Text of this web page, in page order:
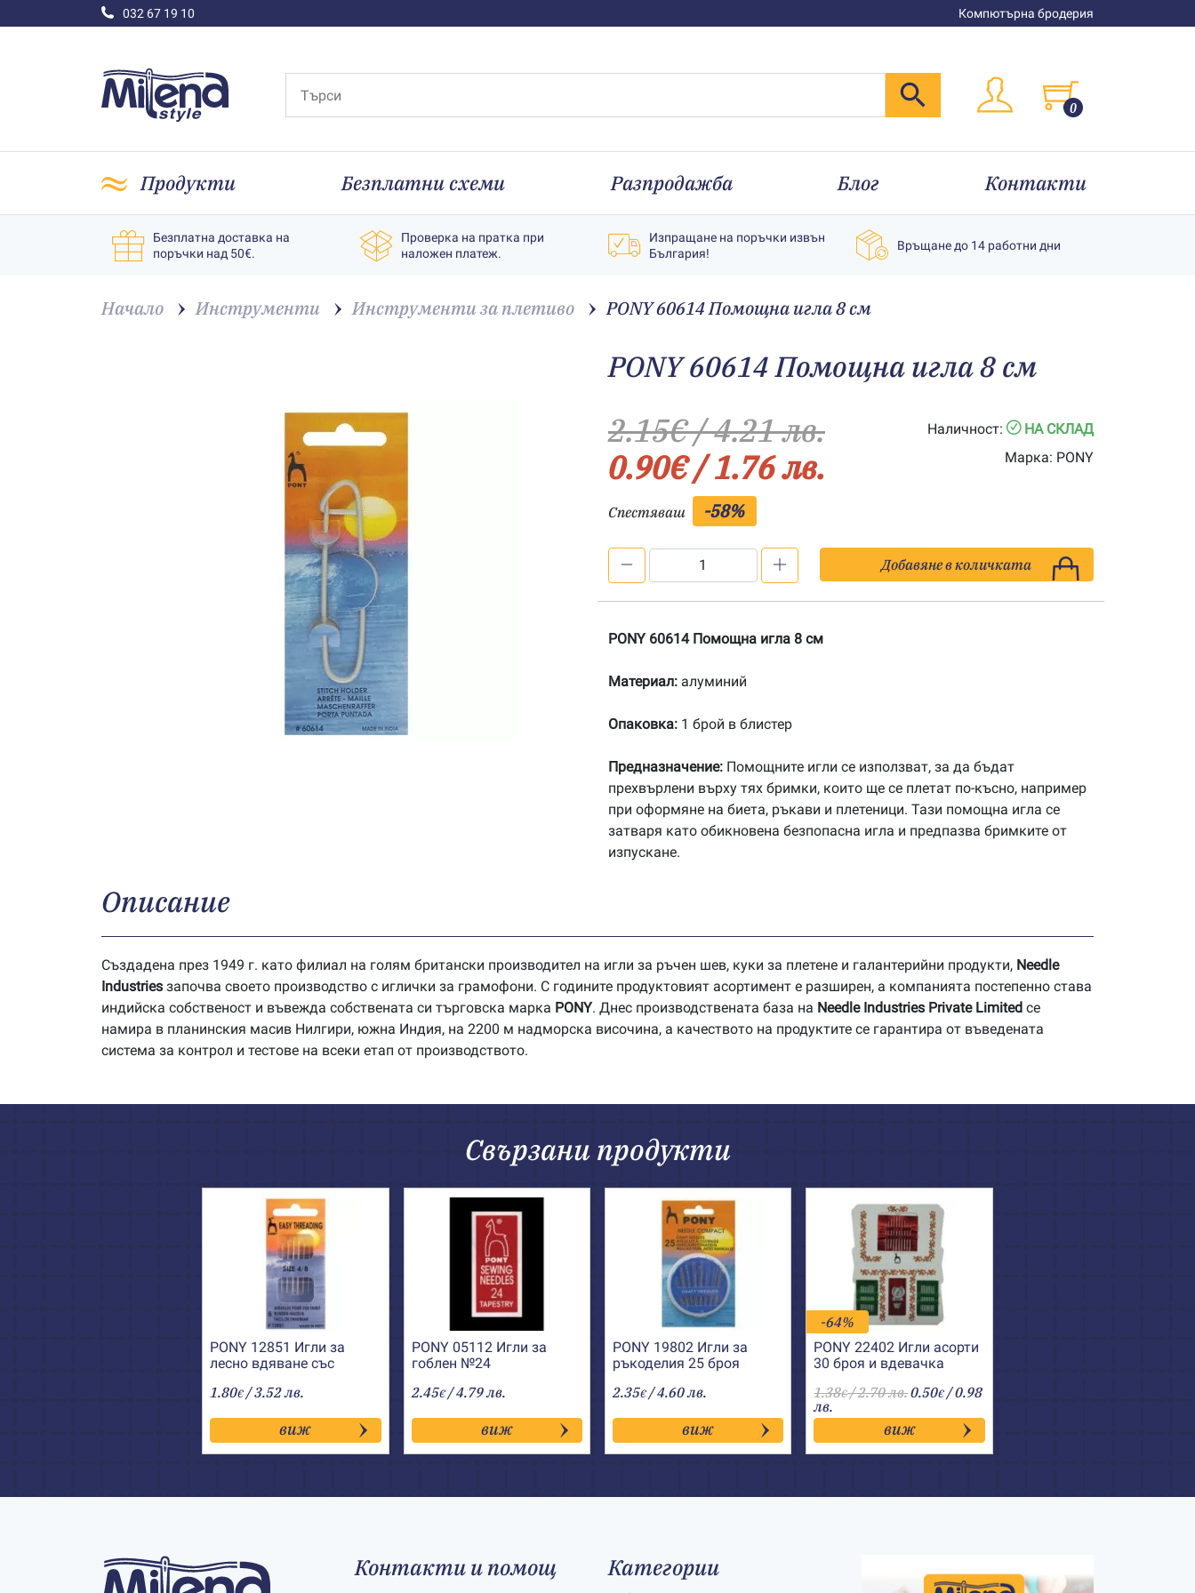
032 67 19 10 Компютърна бродерия
0
Продукти Безплатни схеми Разпродажба Блог Контакти
Безплатна доставка на
поръчки над 50€.
Проверка на пратка при
наложен платеж.
Изпращане на поръчки извън
България!
Връщане до 14 работни дни
Начало Инструменти Инструменти за плетиво PONY 60614 Помощна игла 8 см
PONY 60614 Помощна игла 8 см
2.15€/ 4.21 лв.
0.90€/ 1.76 лв.
Спестяваш -58%
Наличност:
НА СКЛАД
Марка: PONY
60614
игла
см
Добавяне в количката
PONY 60614 Помощна игла 8 см
Материал: алуминий
Опаковка: 1 брой в блистер
Предназначение: Помощните игли се използват, за да бъдат
прехвърлени върху тях бримки, които ще се плетат по-късно, например
при оформяне на биета, ръкави и плетеници. Тази помощна игла се
затваря като обикновена безпопасна игла и предпазва бримките от
изпускане.
Описание
Създадена през 1949 г. като филиал на голям британски производител на игли за ръчен шев, куки за плетене и галантерийни продукти, Needle
Industries започва своето производство с иглички за грамофони. С годините продуктовият асортимент е разширен, а компанията постепенно става
индийска собственост и въвежда собствената си търговска марка PONY. Днес производствената база на Needle Industries Private Limited се
намира в планинския масив Нилгири, южна Индия, на 2200 м надморска височина, а качеството на продуктите се гарантира от въведената
система за контрол и тестове на всеки етап от производството.
Свързани продукти
PONY 12851 Игли за
лесно вдяване със
1.80€ / 3.52 лв.
виж
PONY 05112 Игли за
гоблен №24
2.45€/ 4.79 лв.
виж
PONY 19802 Игли за
ръкоделия 25 броя
2.35€ / 4.60 лв.
виж
-64%
PONY 22402 Игли асорти
30 броя и вдевачка
1.38€/ 2.70 лв.0.50€ / 0.98
лв.
виж
Контакти и помощ Категории